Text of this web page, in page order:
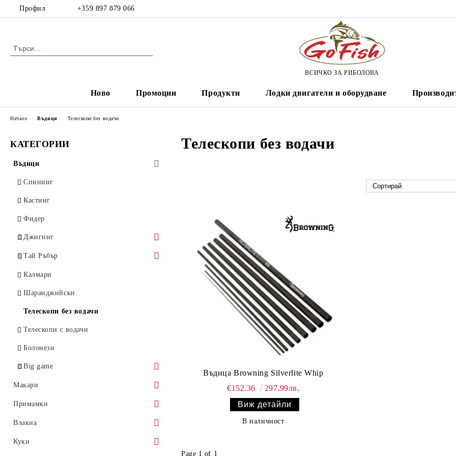
Профил +359 897 879 066
ВСИЧКО ЗА РИБОЛОВА
Ново Промоции Продукти Лодки двигатели и оборудване
КАТЕГОРИИ
Въдици
Спининг
Кастинг
Фидер
Джигинг
Slow Jigging
Fast Jigging
Shore Jigging
Light jigging
Тай Ръбър
Спининг / за спинингова макара
Кастинг / За мултипликатор
Калмари
Шаранджийски
Телескопи без водачи
Телескопи с водачи
Болонези
Big game
Тролинг
Кастинг
Макари
Макари с преден аванс
Макари със заден аванс
Мултипликатори
Примамки
Воблери
Тай ръбър
Влакна
Монофилни Влакна
Куки
Начало Въдици Телескопи без водачи
Телескопи без водачи
Въдица Browning Silverlite Whip
€152.36
297.99лв.
Виж детайли
В наличност
Page 1 of 1